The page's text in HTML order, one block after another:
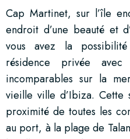
Cap Martinet, sur l’île
endroit d’une beauté et
vous avez la
résidence privée avec
incomparables sur la
vieille ville d’Ibiza. Cette
proximité de toutes les
au port, à la plage de